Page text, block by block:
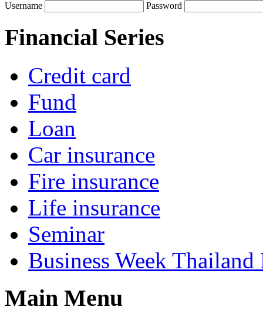
Username Password
Financial Series
Credit card
Fund
Loan
Car insurance
Fire insurance
Life insurance
Seminar
Business Week Thailand
Main Menu